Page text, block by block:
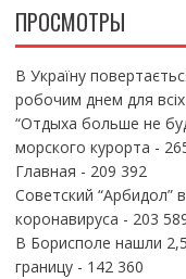
ПРОСМОТРЫ
В Україну
робочим днем для всіх
“Отдыха больше не
морского курорта -
Главная - 209 392
Советский “Арбидол”
коронавируса - 203
В Борисполе нашли
границу- 142 360